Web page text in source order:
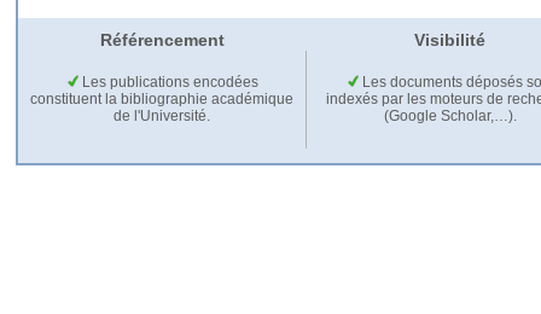
Référencement Visibilité
Les publications encodées
constituent la bibliographie académique
de l'Université.
Les documents déposés
indexés par les moteurs de
(Google Scholar,…).